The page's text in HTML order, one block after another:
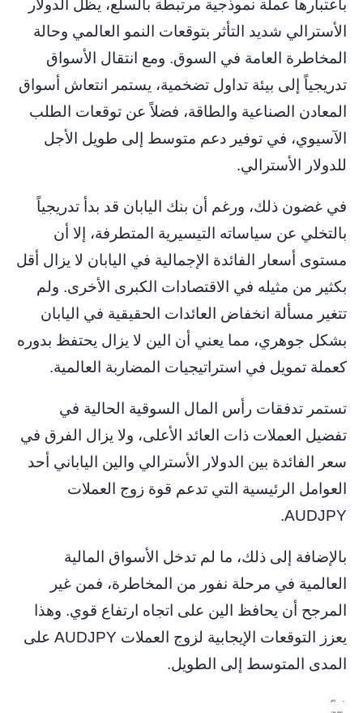
108.700
SL
114.656
سعر فتح الصفقة
119.850
باعتبارها عملة نموذجية مرتبطة بالسلع، يظل الدولار
الأسترالي شديد التأثر بتوقعات النمو العالمي وحالة
المخاطرة العامة في السوق. ومع انتقال الأسواق
تدريجياً إلى بيئة تداول تضخمية، يستمر انتعاش أسواق
المعادن الصناعية والطاقة، فضلاً عن توقعات الطلب
الآسيوي، في توفير دعم متوسط ​​إلى طويل الأجل
للدولار الأسترالي.
في غضون ذلك، ورغم أن بنك اليابان قد بدأ تدريجياً
بالتخلي عن سياساته التيسيرية المتطرفة، إلا أن
مستوى أسعار الفائدة الإجمالية في اليابان لا يزال أقل
بكثير من مثيله في الاقتصادات الكبرى الأخرى. ولم
تتغير مسألة انخفاض العائدات الحقيقية في اليابان
بشكل جوهري، مما يعني أن الين لا يزال يحتفظ بدوره
كعملة تمويل في استراتيجيات المضاربة العالمية.
تستمر تدفقات رأس المال السوقية الحالية في
تفضيل العملات ذات العائد الأعلى، ولا يزال الفرق في
سعر الفائدة بين الدولار الأسترالي والين الياباني أحد
العوامل الرئيسية التي تدعم قوة زوج العملات
AUDJPY.
بالإضافة إلى ذلك، ما لم تدخل الأسواق المالية
العالمية في مرحلة نفور من المخاطرة، فمن غير
المرجح أن يحافظ الين على اتجاه ارتفاع قوي. وهذا
يعزز التوقعات الإيجابية لزوج العملات AUDJPY على
المدى المتوسط ​​إلى الطويل.